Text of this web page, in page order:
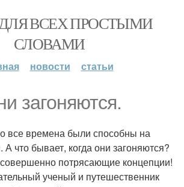
ВСЕХ ПРОСТЫМИ
СЛОВАМИ
новости статьи
загоняются.
все времена были способны на
А что бывает, когда они загоняются?
потрясающие концепции!
ученый и путешественник